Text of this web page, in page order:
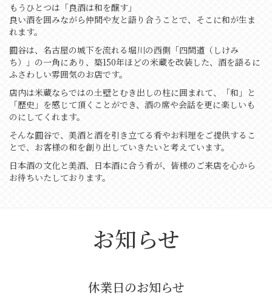
もうひとつは「良酒は和を醸す」
良い酒を囲みながら仲間や友と語り合うことで、そこに和が生ま
れます。
圓谷は、名古屋の城下を流れる堀川の西側「四間道（しけみ
ち）」の一角にあり、 築150年ほどの米蔵を改装した、酒を語るに
ふさわしい雰囲気のお店です。
店内は米蔵ならではの土壁とむき出しの柱に囲まれて、「和」と
「歴史」を感じて頂くことができ、 酒の席や会話を更に楽しいも
のにしてくれます。
そんな圓谷で、美酒と酒を引き立てる肴やお料理をご提供するこ
とで、 お客様の和を創り出していきたいと考えています。
日本酒の文化と美酒、日本酒に合う肴が、皆様のご来店を心から
お待ちいたしております。
お知らせ
休業日のお知らせ